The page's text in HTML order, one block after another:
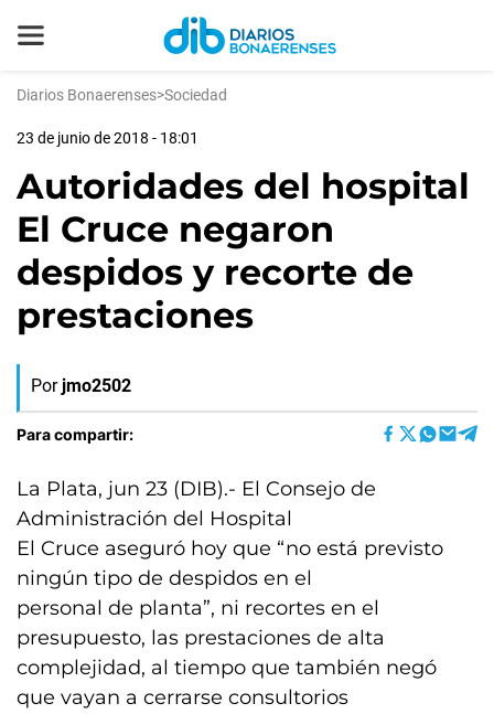
Diarios Bonaerenses>Sociedad
23 de junio de 2018 - 18:01
Autoridades del hospital
El Cruce negaron
despidos y recorte de
prestaciones
Por jmo2502
Para compartir:
La Plata, jun 23 (DIB).- El Consejo de
Administración del Hospital
El Cruce aseguró hoy que “no está previsto
ningún tipo de despidos en el
personal de planta”, ni recortes en el
presupuesto, las prestaciones de alta
complejidad, al tiempo que también negó
que vayan a cerrarse consultorios